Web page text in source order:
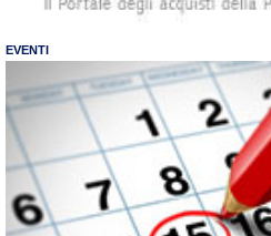
EVENTI